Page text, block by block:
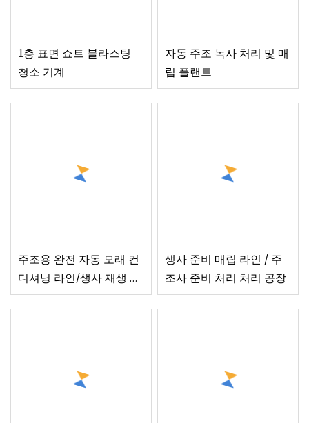
1층 표면 쇼트 블라스팅
청소 기계
자동 주조 녹사 처리 및 매
립 플랜트
주조용 완전 자동 모래 컨
디셔닝 라인/생사 재생 플
랜트
생사 준비 매립 라인 / 주
조사 준비 처리 처리 공장